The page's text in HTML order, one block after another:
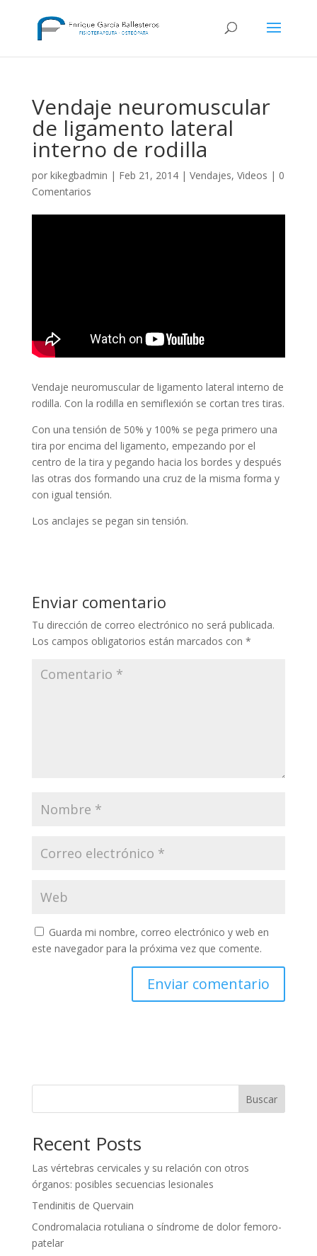
Vendaje neuromuscular
de ligamento lateral
interno de rodilla
por kikegbadmin | Feb 21, 2014| Vendajes, Videos | 0
Comentarios
Vendaje neuromuscular de ligamento lateral interno de
rodilla. Con la rodilla en semiflexión se cortan tres tiras.
Con una tensión de 50% y 100% se pega primero una
tira por encima del ligamento, empezando por el
centro de la tira y pegando hacia los bordes y después
las otras dos formando una cruz de la misma forma y
con igual tensión.
Los anclajes se pegan sin tensión.
Enviar comentario
Tu dirección de correo electrónico no será publicada.
Los campos obligatorios están marcados con *
Guarda mi nombre, correo electrónico y web en
este navegador para la próxima vez que comente.
Buscar
Recent Posts
Las vértebras cervicales y su relación con otros
órganos: posibles secuencias lesionales
Tendinitis de Quervain
Condromalacia rotuliana o síndrome de dolor femoro-
patelar